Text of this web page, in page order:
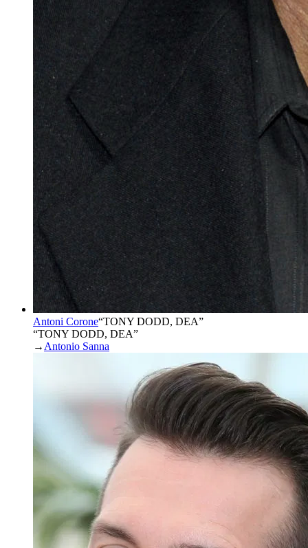
Antoni Corone“TONY DODD, DEA”
“TONY DODD, DEA”
→ Antonio Sanna